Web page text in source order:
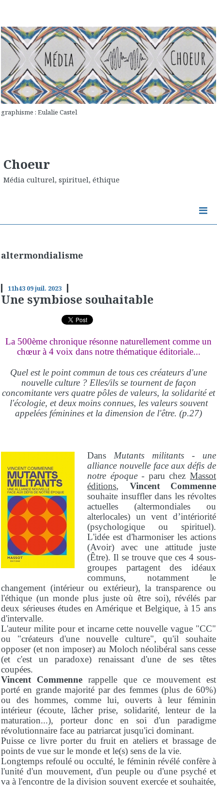
graphisme : Eulalie Castel
Choeur
Média culturel, spirituel, éthique
altermondialisme
11h43 09juil. 2023
Une symbiose souhaitable
La 500ème chronique résonne naturellement comme un
chœur à 4 voix dans notre thématique éditoriale...
Quel est le point commun de tous ces créateurs d'une
nouvelle culture ? Elles/ils se tournent de façon
concomitante vers quatre pôles de valeurs, la solidarité et
l'écologie, et deux moins connues, les valeurs souvent
appelées féminines et la dimension de l'être. (p.27)
Dans Mutants militants - une
alliance nouvelle face aux défis de
notre époque- paru chezMassot
éditions, Vincent Commenne
souhaite insuffler dans les révoltes
actuelles (altermondiales ou
alterlocales) un vent d’intériorité
(psychologique ou spirituel).
L'idée est d'harmoniser les actions
(Avoir) avec une attitude juste
(Être). Il se trouve que ces 4 sous-
groupes partagent des idéaux
communs, notamment le
changement (intérieur ou extérieur), la transparence ou
l'éthique (un monde plus juste où être soi), révélés par
deux sérieuses études en Amérique et Belgique, à 15 ans
d'intervalle.
L'auteur milite pour et incarne cette nouvelle vague "CC"
ou "créateurs d'une nouvelle culture", qu'il souhaite
opposer (et non imposer) au Moloch néolibéral sans cesse
(et c'est un paradoxe) renaissant d'une de ses têtes
coupées.
Vincent Commenne rappelle que ce mouvement est
porté en grande majorité par des femmes (plus de 60%)
ou des hommes, comme lui, ouverts à leur féminin
intérieur (écoute, lâcher prise, solidarité, lenteur de la
maturation...), porteur donc en soi d'un paradigme
révolutionnaire face au patriarcat jusqu'ici dominant.
Puisse ce livre porter du fruit en ateliers et brassage de
points de vue sur le monde et le(s) sens de la vie.
Longtemps refoulé ou occulté, le féminin révélé confère à
l'unité d'un mouvement, d'un peuple ou d'une psyché et
va à l'encontre de la division souvent exercée et souhaitée,